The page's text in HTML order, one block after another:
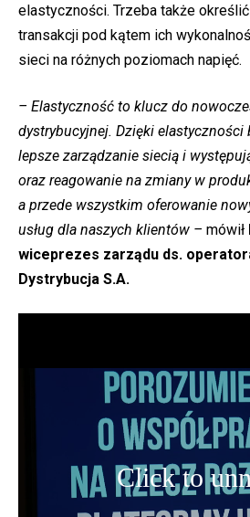
elastyczności. Trzeba także
transakcji pod kątem ich
sieci na różnych poziomach napięć.
– Elastyczność to klucz do
dystrybucyjnej. Dzięki
lepsze zarządzanie siecią i
oraz reagowanie na zmiany w
a przede wszystkim oferowanie
usług dla naszych klientów – mówił
wiceprezes zarządu ds.
Dystrybucja S.A.